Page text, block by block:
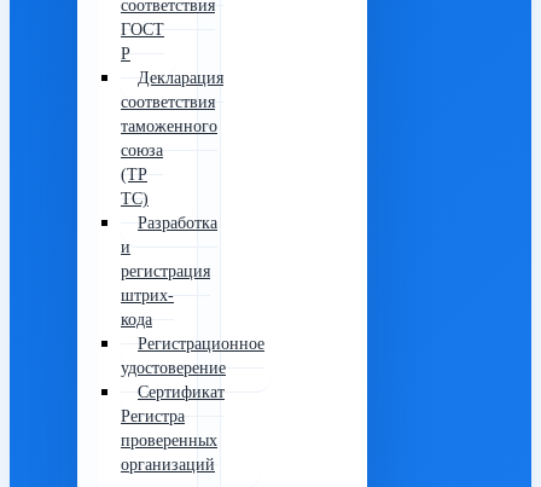
соответствия
ГОСТ
Р
Декларация
соответствия
таможенного
союза
(ТР
ТС)
Разработка
и
регистрация
штрих-
кода
Регистрационное
удостоверение
Сертификат
Регистра
проверенных
организаций